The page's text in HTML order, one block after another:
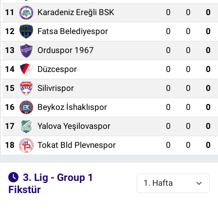
11
Karadeniz Ereğli BSK 0 0
0
12
Fatsa Belediyespor 0 0
0
13
Orduspor 1967 0 0
0
14
Düzcespor 0 0
0
15
Silivrispor 0 0
0
16
Beykoz İshaklıspor 0 0
0
17
Yalova Yeşilovaspor 0 0
0
18
Tokat Bld Plevnespor 0 0 0
3. Lig - Group 1
Fikstür